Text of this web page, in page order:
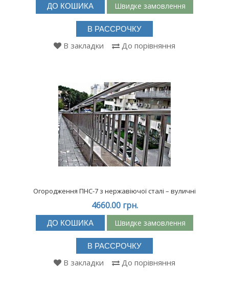
ДО КОШИКА Швидке замовлення
В РАССРОЧКУ
В закладки До порівняння
Огородження ПНС-7 з нержавіючої сталі – вуличні
4660.00 грн.
ДО КОШИКА Швидке замовлення
В РАССРОЧКУ
В закладки До порівняння